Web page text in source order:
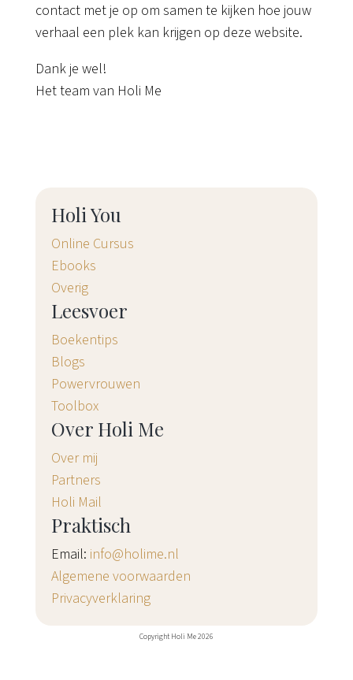
contact met je op om samen te kijken hoe jouw
verhaal een plek kan krijgen op deze website.
Dank je wel!
Het team van Holi Me
Holi You
Online Cursus
Ebooks
Overig
Leesvoer
Boekentips
Blogs
Powervrouwen
Toolbox
Over Holi Me
Over mij
Partners
Holi Mail
Praktisch
Email: info@holime.nl
Algemene voorwaarden
Privacyverklaring
Copyright Holi Me 2026